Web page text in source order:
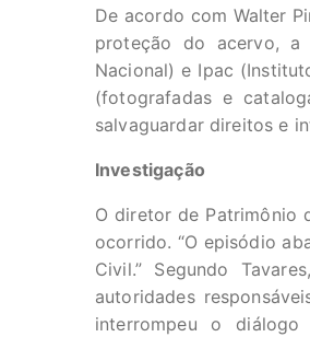
De acordo com Walter
proteção do acervo,
Nacional) e Ipac
(fotografadas e
salvaguardar direitos e
Investigação
O diretor de Patrimônio
ocorrido. “O episódio
Civil.” Segundo
autoridades
interrompeu o